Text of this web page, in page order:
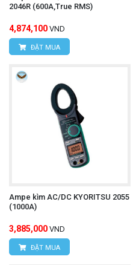
2046R (600A,True RMS)
4,874,100 VND
ĐẶT MUA
Ampe kìm AC/DC KYORITSU 2055
(1000A)
3,885,000 VND
ĐẶT MUA